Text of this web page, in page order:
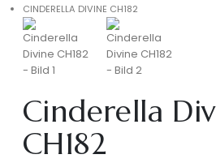
CINDERELLA DIVINE CH182
Cinderella
CH182